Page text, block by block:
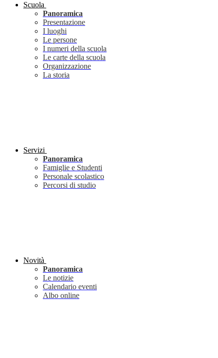
Scuola
Panoramica
Presentazione
I luoghi
Le persone
I numeri della scuola
Le carte della scuola
Organizzazione
La storia
Servizi
Panoramica
Famiglie e Studenti
Personale scolastico
Percorsi di studio
Novità
Panoramica
Le notizie
Calendario eventi
Albo online